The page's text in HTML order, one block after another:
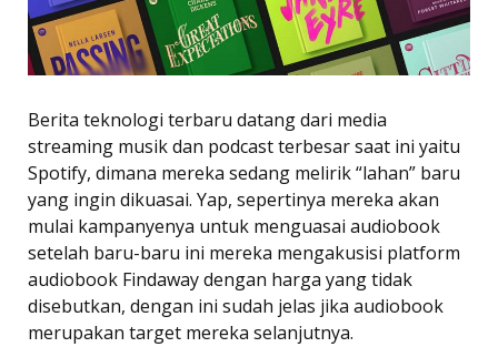
Berita teknologi terbaru datang dari media
streaming musik dan podcast terbesar saat ini yaitu
Spotify, dimana mereka sedang melirik “lahan” baru
yang ingin dikuasai. Yap, sepertinya mereka akan
mulai kampanyenya untuk menguasai audiobook
setelah baru-baru ini mereka mengakusisi platform
audiobook Findaway dengan harga yang tidak
disebutkan, dengan ini sudah jelas jika audiobook
merupakan target mereka selanjutnya.